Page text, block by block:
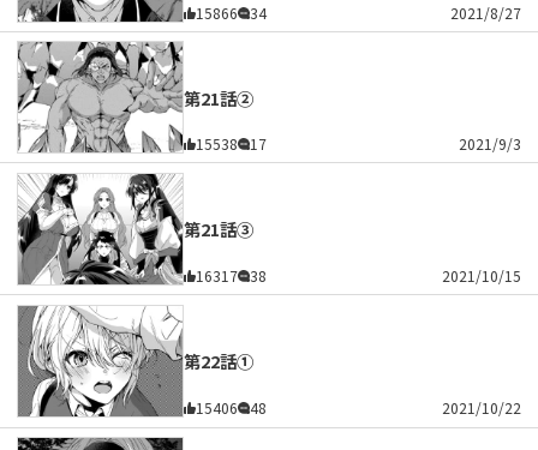
15866 34 2021/8/27
第21話②
15538 17 2021/9/3
第21話③
16317 38 2021/10/15
第22話①
15406 48 2021/10/22